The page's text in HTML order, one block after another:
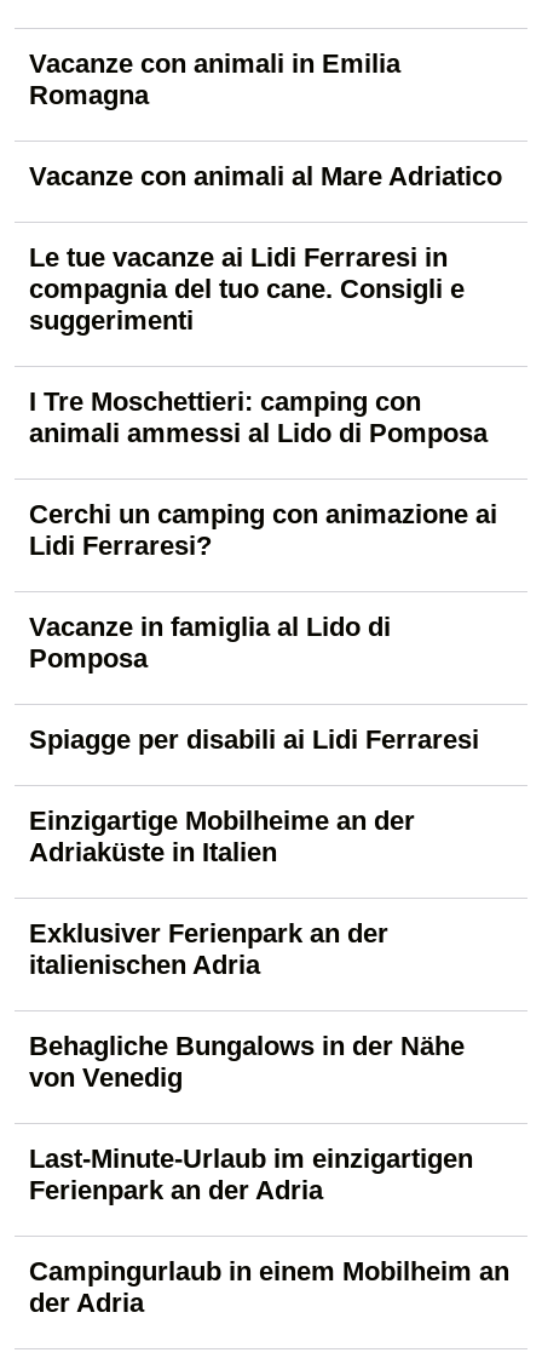
Vacanze con animali in Emilia
Romagna
Vacanze con animali al Mare Adriatico
Le tue vacanze ai Lidi Ferraresi in
compagnia del tuo cane. Consigli e
suggerimenti
I Tre Moschettieri: camping con
animali ammessi al Lido di Pomposa
Cerchi un camping con animazione ai
Lidi Ferraresi?
Vacanze in famiglia al Lido di
Pomposa
Spiagge per disabili ai Lidi Ferraresi
Einzigartige Mobilheime an der
Adriaküste in Italien
Exklusiver Ferienpark an der
italienischen Adria
Behagliche Bungalows in der Nähe
von Venedig
Last-Minute-Urlaub im einzigartigen
Ferienpark an der Adria
Campingurlaub in einem Mobilheim an
der Adria